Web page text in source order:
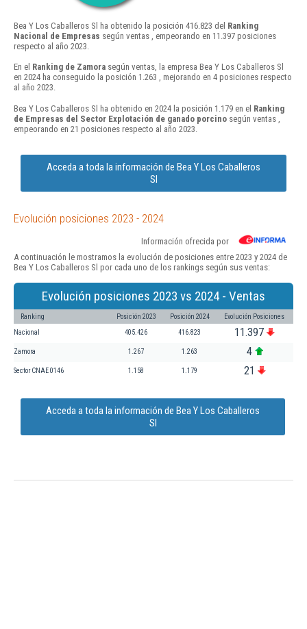
Bea Y Los Caballeros Sl ha obtenido la posición 416.823 del Ranking
Nacional de Empresas según ventas , empeorando en 11.397 posiciones
respecto al año 2023.
En el Ranking de Zamora según ventas, la empresa Bea Y Los Caballeros Sl
en 2024 ha conseguido la posición 1.263 , mejorando en 4 posiciones respecto
al año 2023.
Bea Y Los Caballeros Sl ha obtenido en 2024 la posición 1.179 en el Ranking
de Empresas del Sector Explotación de ganado porcino según ventas ,
empeorando en 21 posiciones respecto al año 2023.
Acceda a toda la información de Bea Y Los Caballeros
Sl
Evolución posiciones 2023 - 2024
Información ofrecida por
A continuación le mostramos la evolución de posiciones entre 2023 y 2024 de
Bea Y Los Caballeros Sl por cada uno de los rankings según sus ventas:
Evolución posiciones 2023 vs 2024 - Ventas
Ranking Posición 2023 Posición 2024 Evolución Posiciones
Nacional 405.426 416.823 11.397
Zamora 1.267 1.263 4
Sector CNAE 0146 1.158 1.179 21
Acceda a toda la información de Bea Y Los Caballeros
Sl